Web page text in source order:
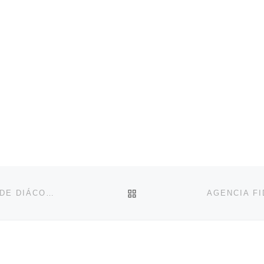
DOM WALMOR PRESIDE ORDENAÇÃO DE 1ª TURMA DE DIÁCONOS NA CATEDRAL CRISTO REI VOLVER A LA LISTA DE